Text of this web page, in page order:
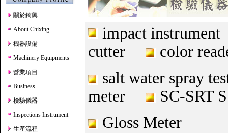
關於錡興
About Chixing
機器設備
Machinery Equipments
營業項目
Business
檢驗儀器
Inspections Instrument
生產流程
impact
cutter
color
salt water
meter
SC-SRT
Gloss Meter